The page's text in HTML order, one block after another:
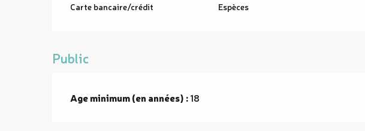
Carte bancaire/crédit Espèces
Public
Age minimum (en années) :18